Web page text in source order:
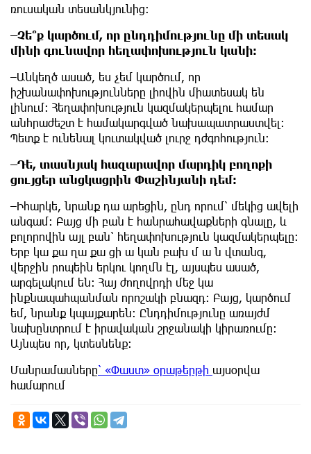
ռուսական տեսանկյունից։
–Չե՞ք կարծում, որ ընդդիմությունը մի տեսակ
մինի գունավոր հեղափոխություն կանի։
–Անկեղծ ասած, ես չեմ կարծում, որ
իշխանափոխությունները լիովին միատեսակ են
լինում։ Հեղափոխություն կազմակերպելու համար
անհրաժեշտ է համակարգված նախապատրաստվել։
Պետք է ունենալ կուտակված լուրջ դժգոհություն։
–Դե, տասնյակ հազարավոր մարդիկ բողոքի
ցույցեր անցկացրին Փաշինյանի դեմ։
–Իհարկե, նրանք դա արեցին, ընդ որում՝ մեկից ավելի
անգամ։ Բայց մի բան է հանրահավաքների գնալը, և
բոլորովին այլ բան՝ հեղափոխություն կազմակերպելը:
Երբ կա քա ղա քա ցի ա կան բախ մ ա ն վտանգ,
վերջին րոպեին երկու կողմն էլ, այսպես ասած,
արգելակում են։ Հայ ժողովրդի մեջ կա
ինքնապահպանման որոշակի բնազդ։ Բայց, կարծում
եմ, նրանք կպայքարեն: Ընդդիմությունը առայժմ
նախընտրում է իրավական շրջանակի կիրառումը։
Այնպես որ, կտեսնենք։
Մանրամասները՝ «Փաստ» օրաթերթի այսօրվա
համարում